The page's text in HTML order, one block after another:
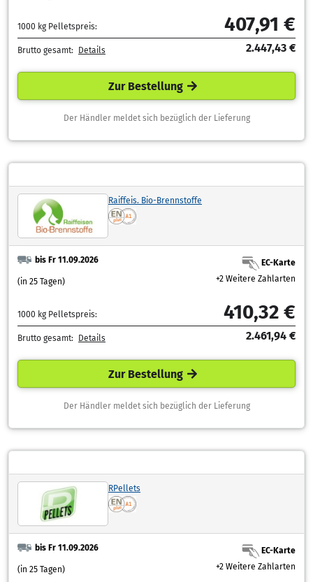
1000 kg Pelletspreis: 407,91 €
Brutto gesamt: Details 2.447,43 €
Zur Bestellung
Der Händler meldet sich bezüglich der Lieferung
Raiffeis. Bio-Brennstoffe
bis Fr 11.09.2026
(in 25 Tagen)
EC-Karte
+2 Weitere Zahlarten
1000 kg Pelletspreis: 410,32 €
Brutto gesamt: Details 2.461,94 €
Zur Bestellung
Der Händler meldet sich bezüglich der Lieferung
RPellets
bis Fr 11.09.2026
(in 25 Tagen)
EC-Karte
+2 Weitere Zahlarten